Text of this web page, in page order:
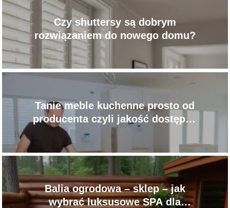
Czy shuttersy są dobrym
rozwiązaniem do nowego domu?
Tanie meble kuchenne prosto od
producenta czyli jakość dostępna
dla każdego
Balia ogrodowa – sklep – jak
wybrać luksusowe SPA dla